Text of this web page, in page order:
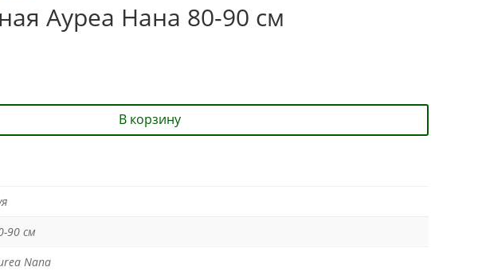
Ауреа Нана 80-90 см
В корзину
90 см
Nana